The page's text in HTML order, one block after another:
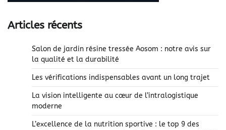
Articles récents
Salon de jardin résine tressée Aosom : notre avis sur
la qualité et la durabilité
Les vérifications indispensables avant un long trajet
La vision intelligente au cœur de l’intralogistique
moderne
L’excellence de la nutrition sportive : le top 9 des